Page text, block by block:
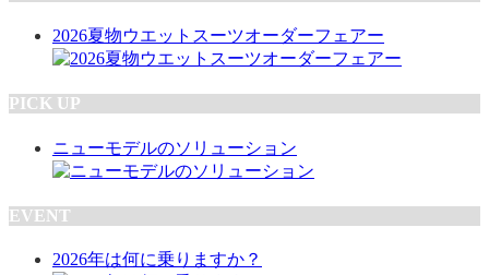
2026夏物ウエットスーツオーダーフェアー
PICK UP
ニューモデルのソリューション
EVENT
2026年は何に乗りますか？